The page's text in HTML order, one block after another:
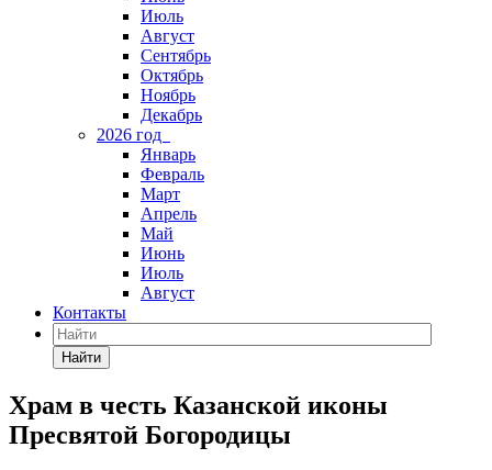
Июль
Август
Сентябрь
Октябрь
Ноябрь
Декабрь
2026 год
Январь
Февраль
Март
Апрель
Май
Июнь
Июль
Август
Контакты
Найти
Храм в честь Казанской иконы
Пресвятой Богородицы